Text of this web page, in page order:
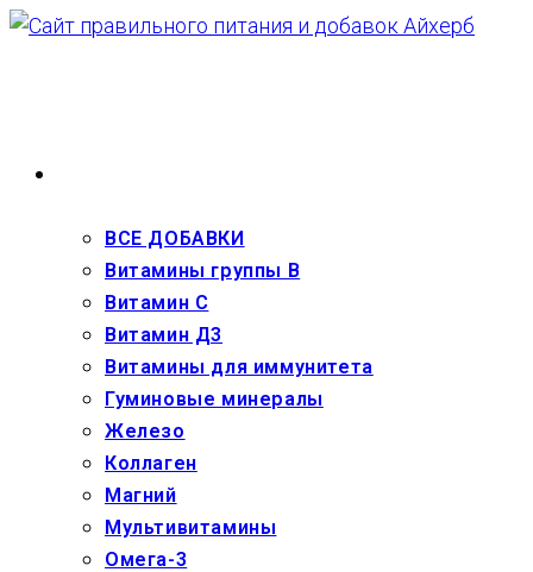
Перейти
ВСЕ ДОБАВКИ
Витамины группы В
Витамин С
Витамин Д3
Витамины для иммунитета
Гуминовые минералы
Железо
Коллаген
Магний
Мультивитамины
Омега-3